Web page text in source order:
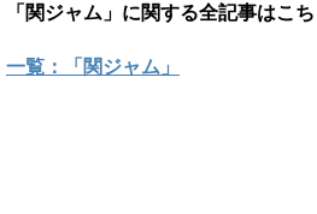
「関ジャム」に関する全記事はこ
一覧：「関ジャム」